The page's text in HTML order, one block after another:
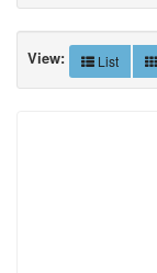
View: List